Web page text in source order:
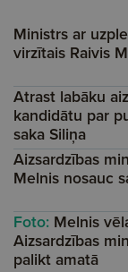
Ministrs ar
virzītais Raivis
Atrast labāku
kandidātu par
saka Siliņa
Aizsardzības
Melnis nosauc
Foto: Melnis
Aizsardzības
palikt amatā